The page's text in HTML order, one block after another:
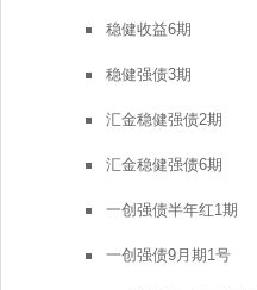
稳健收益6期
稳健强债3期
汇金稳健强债2期
汇金稳健强债6期
一创强债半年红1期
一创强债9月期1号